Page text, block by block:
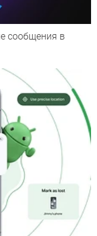
сообщения в